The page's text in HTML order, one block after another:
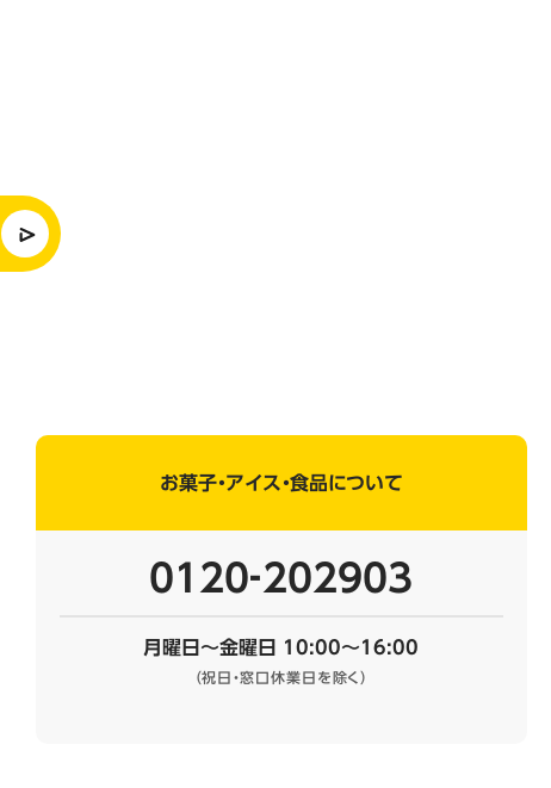
お菓子・アイス・食品について
0120‐202903
月曜日～金曜日 10:00～16:00
（祝日・窓口休業日を除く）